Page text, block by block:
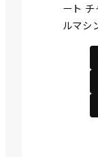
ート
ルマシ